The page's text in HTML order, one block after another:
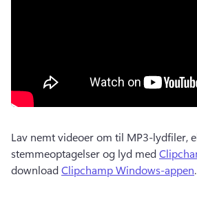
Lav nemt videoer om til MP3-lydfiler,
stemmeoptagelser og lyd med
download Clipchamp Windows-appen.